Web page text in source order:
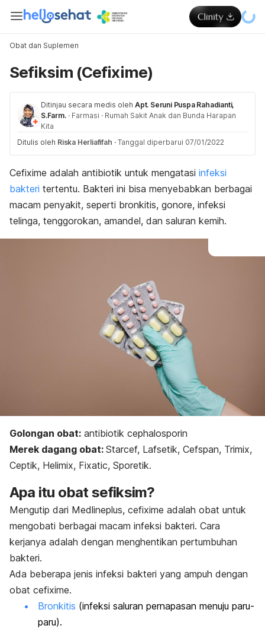
Obat dan Suplemen
Sefiksim (Cefixime)
Ditinjau secara medis oleh Apt. Seruni Puspa Rahadianti,
S.Farm. · Farmasi · Rumah Sakit Anak dan Bunda Harapan
Kita
Ditulis oleh Riska Herliafifah · Tanggal diperbarui 07/01/2022
Cefixime adalah antibiotik untuk mengatasi infeksi
bakteri tertentu. Bakteri ini bisa menyebabkan berbagai
macam penyakit, seperti bronkitis, gonore, infeksi
telinga, tenggorokan, amandel, dan saluran kemih.
Golongan obat: antibiotik cephalosporin
Merek dagang obat: Starcef, Lafsetik, Cefspan, Trimix,
Ceptik, Helimix, Fixatic, Sporetik.
Apa itu obat sefiksim?
Mengutip dari Medlineplus, cefixime adalah obat untuk
mengobati berbagai macam infeksi bakteri. Cara
kerjanya adalah dengan menghentikan pertumbuhan
bakteri.
Ada beberapa jenis infeksi bakteri yang ampuh dengan
obat cefixime.
Bronkitis (infeksi saluran pernapasan menuju paru-
paru).